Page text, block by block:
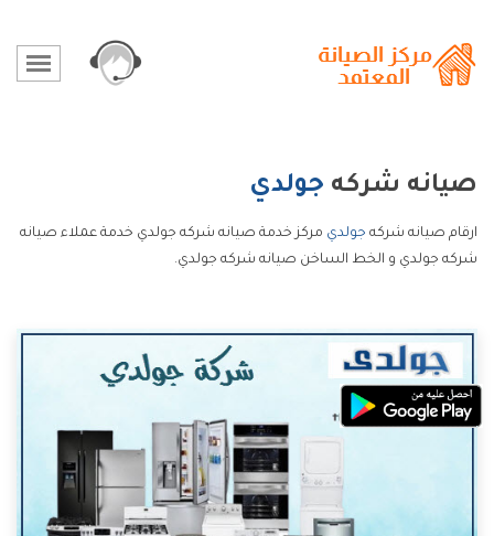
صيانه شركه جولدي
ارقام صيانه شركه جولدي مركز خدمة صيانه شركه جولدي خدمة عملاء صيانه
شركه جولدي و الخط الساخن صيانه شركه جولدي.